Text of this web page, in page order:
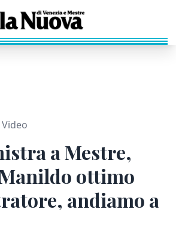
Video
a Mestre,
ottimo
andiamo a